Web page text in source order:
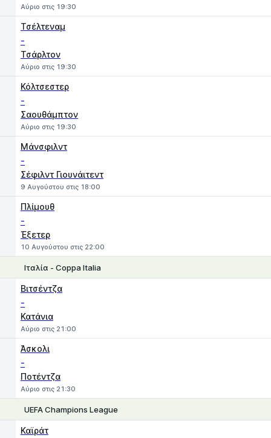
Αύριο στις 19:30
Τσέλτεναμ
-
Τσάρλτον
Αύριο στις 19:30
Κόλτσεστερ
-
Σαουθάμπτον
Αύριο στις 19:30
Μάνσφιλντ
-
Σέφιλντ Γιουνάιτεντ
9 Αυγούστου στις 18:00
Πλίμουθ
-
Έξετερ
10 Αυγούστου στις 22:00
Ιταλία - Coppa Italia
Βιτσέντζα
-
Κατάνια
Αύριο στις 21:00
Άσκολι
-
Ποτέντζα
Αύριο στις 21:30
UEFA Champions League
Καϊράτ